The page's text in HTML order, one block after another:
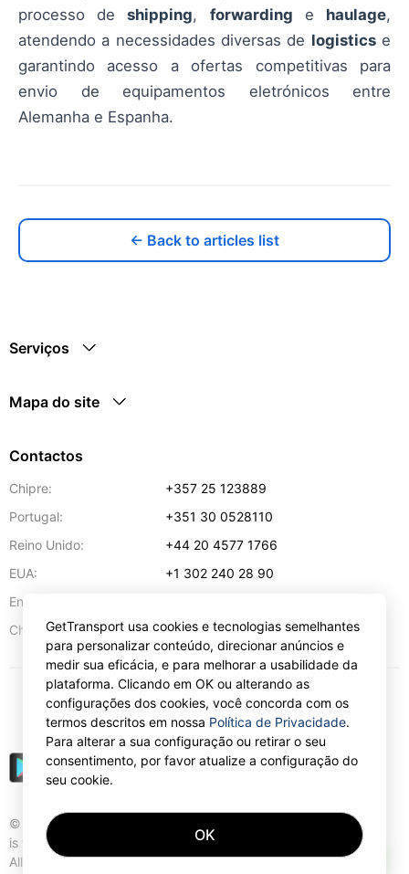
processo deshipping, forwarding e haulage,
atendendo a necessidades diversas de logisticse
garantindo acesso a ofertas competitivas para
envio de equipamentos eletrónicos entre
Alemanha e Espanha.
← Back to articles list
Serviços
Mapa do site
Contactos
Chipre:
+357 25 123889
Portugal:
+351 30 0528110
Reino Unido:
+44 20 4577 1766
EUA:
+1 302 240 28 90
Endereço de e-mail:
Chipre:
57 Spyrou Kyprianou,Lárnaca 6051
© Gettransport International Limited. GetTransport®
is trademark of Gettransport International Limited.
All rights reserved.
EUR
GetTransport usa cookies e tecnologias semelhantes
para personalizar conteúdo, direcionar anúncios e
medir sua eficácia, e para melhorar a usabilidade da
plataforma. Clicando em OK ou alterando as
configurações dos cookies, você concorda com os
termos descritos em nossa Política de Privacidade.
Para alterar a sua configuração ou retirar o seu
consentimento, por favor atualize a configuração do
seu cookie.
OK
AI